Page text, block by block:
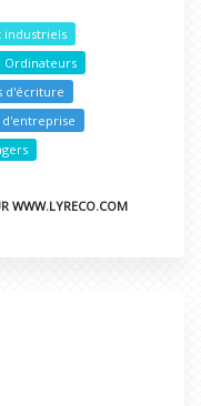
industriels
Ordinateurs
d'écriture
WWW.LYRECO.COM